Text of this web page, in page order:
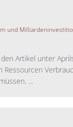
und
Artikel unter
...